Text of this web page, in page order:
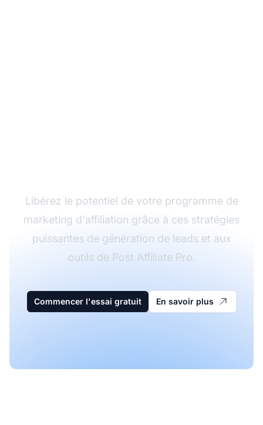
Libérez le potentiel de votre programme de
marketing d'affiliation grâce à ces stratégies
puissantes de génération de leads et aux
outils de Post Affiliate Pro.
Commencer l'essai gratuit En savoir plus